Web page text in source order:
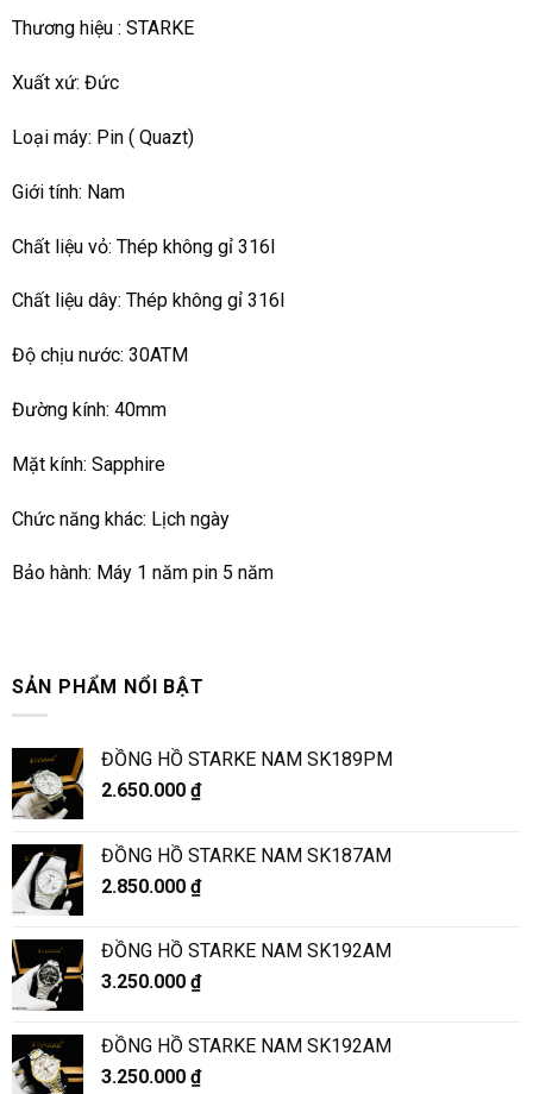
Thương hiệu : STARKE
Xuất xứ: Đức
Loại máy: Pin ( Quazt)
Giới tính: Nam
Chất liệu vỏ: Thép không gỉ 316l
Chất liệu dây: Thép không gỉ 316l
Độ chịu nước: 30ATM
Đường kính: 40mm
Mặt kính: Sapphire
Chức năng khác: Lịch ngày
Bảo hành: Máy 1 năm pin 5 năm
SẢN PHẨM NỔI BẬT
ĐỒNG HỒ STARKE NAM SK189PM
2.650.000 ₫
ĐỒNG HỒ STARKE NAM SK187AM
2.850.000 ₫
ĐỒNG HỒ STARKE NAM SK192AM
3.250.000 ₫
ĐỒNG HỒ STARKE NAM SK192AM
3.250.000 ₫